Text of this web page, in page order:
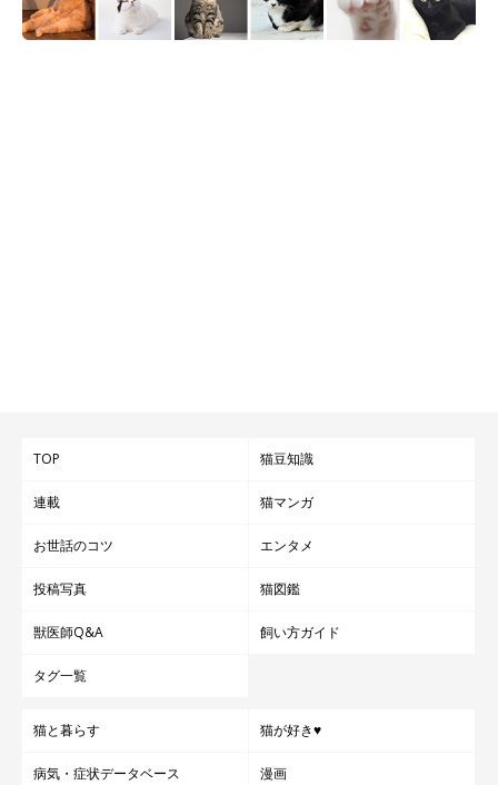
TOP 猫豆知識
連載 猫マンガ
お世話のコツ エンタメ
投稿写真 猫図鑑
獣医師Q&A 飼い方ガイド
タグ一覧
猫と暮らす 猫が好き♥
病気・症状データベース 漫画